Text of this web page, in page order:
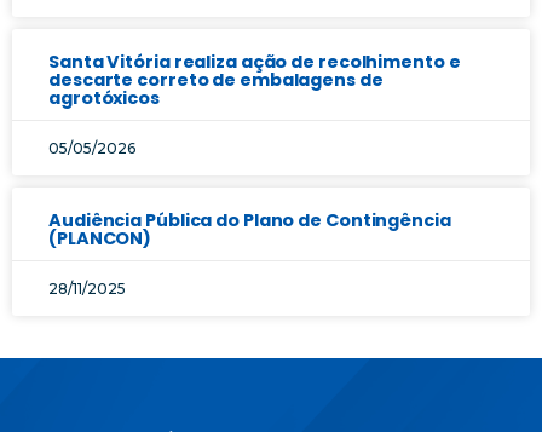
Santa Vitória realiza ação de recolhimento e
descarte correto de embalagens de
agrotóxicos
05/05/2026
Audiência Pública do Plano de Contingência
(PLANCON)
28/11/2025